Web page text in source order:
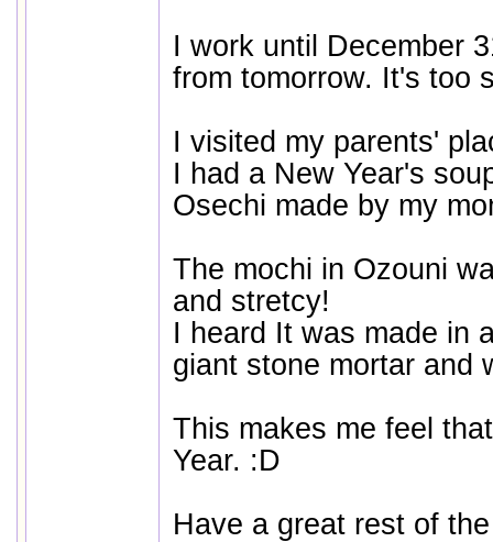
I work until December
from tomorrow. It's too
I visited my parents'
I had a New Year's
Osechi made by my
The mochi in Ozouni
and stretcy!
I heard It was made in
giant stone mortar and
This makes me feel
Year. :D
Have a great rest of